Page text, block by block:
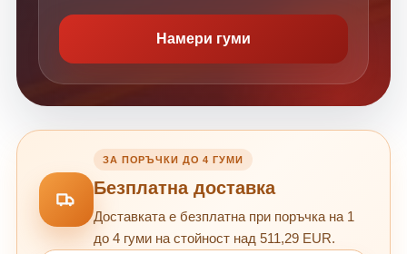
Намери гуми
ЗА ПОРЪЧКИ ДО 4 ГУМИ
Безплатна доставка
Доставката е безплатна при поръчка на 1
до 4 гуми на стойност над 511,29 EUR.